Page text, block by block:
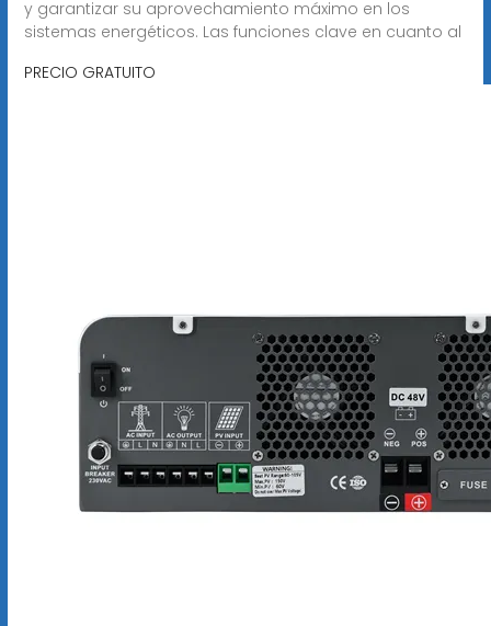
y garantizar su aprovechamiento máximo en los
sistemas energéticos. Las funciones clave en cuanto al
PRECIO GRATUITO